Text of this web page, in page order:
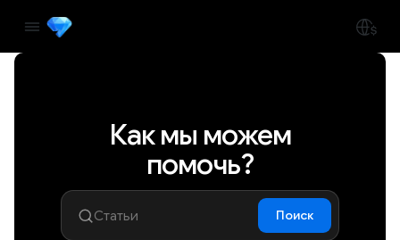
Как мы можем
помочь?
Поиск